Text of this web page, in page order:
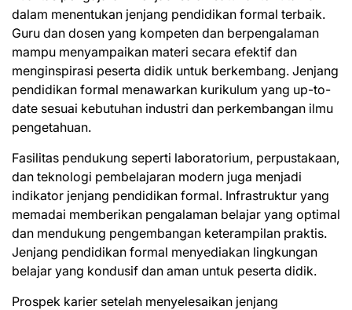
dalam menentukan jenjang pendidikan formal terbaik.
Guru dan dosen yang kompeten dan berpengalaman
mampu menyampaikan materi secara efektif dan
menginspirasi peserta didik untuk berkembang. Jenjang
pendidikan formal menawarkan kurikulum yang up-to-
date sesuai kebutuhan industri dan perkembangan ilmu
pengetahuan.
Fasilitas pendukung seperti laboratorium, perpustakaan,
dan teknologi pembelajaran modern juga menjadi
indikator jenjang pendidikan formal. Infrastruktur yang
memadai memberikan pengalaman belajar yang optimal
dan mendukung pengembangan keterampilan praktis.
Jenjang pendidikan formal menyediakan lingkungan
belajar yang kondusif dan aman untuk peserta didik.
Prospek karier setelah menyelesaikan jenjang